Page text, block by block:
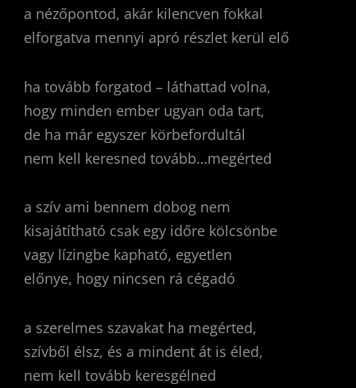
a nézőpontod, akár kilencven fokkal
elforgatva mennyi apró részlet kerül elő
ha tovább forgatod – láthattad volna,
hogy minden ember ugyan oda tart,
de ha már egyszer körbefordultál
nem kell keresned tovább…megérted
a szív ami bennem dobog nem
kisajátítható csak egy időre kölcsönbe
vagy lízingbe kapható, egyetlen
előnye, hogy nincsen rá cégadó
a szerelmes szavakat ha megérted,
szívből élsz, és a mindent át is éled,
nem kell tovább keresgélned